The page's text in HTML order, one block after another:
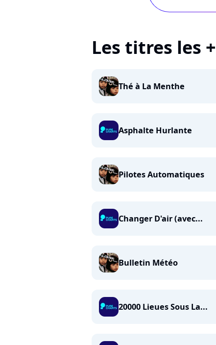
Les titres les
Thé à La Menthe
Asphalte Hurlante
Pilotes Automatiques
Changer D'air (avec...
Bulletin Météo
20000 Lieues Sous La...